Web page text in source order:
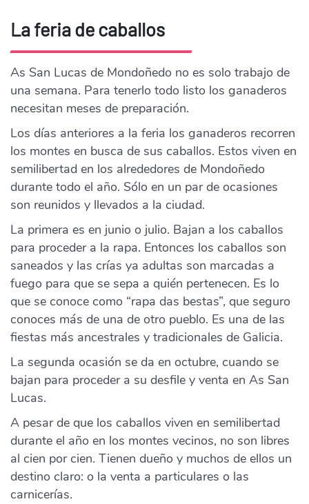
La feria de caballos
As San Lucas de Mondoñedo no es solo trabajo de
una semana. Para tenerlo todo listo los ganaderos
necesitan meses de preparación.
Los días anteriores a la feria los ganaderos recorren
los montes en busca de sus caballos. Estos viven en
semilibertad en los alrededores de Mondoñedo
durante todo el año. Sólo en un par de ocasiones
son reunidos y llevados a la ciudad.
La primera es en junio o julio. Bajan a los caballos
para proceder a la rapa. Entonces los caballos son
saneados y las crías ya adultas son marcadas a
fuego para que se sepa a quién pertenecen. Es lo
que se conoce como “rapa das bestas”, que seguro
conoces más de una de otro pueblo. Es una de las
fiestas más ancestrales y tradicionales de Galicia.
La segunda ocasión se da en octubre, cuando se
bajan para proceder a su desfile y venta en As San
Lucas.
A pesar de que los caballos viven en semilibertad
durante el año en los montes vecinos, no son libres
al cien por cien. Tienen dueño y muchos de ellos un
destino claro: o la venta a particulares o las
carnicerías.